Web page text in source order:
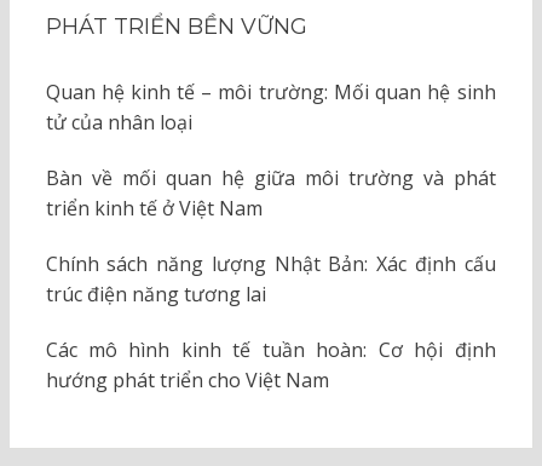
PHÁT TRIỂN BỀN VỮNG
Quan hệ kinh tế – môi trường: Mối quan hệ sinh
tử của nhân loại
Bàn về mối quan hệ giữa môi trường và phát
triển kinh tế ở Việt Nam
Chính sách năng lượng Nhật Bản: Xác định cấu
trúc điện năng tương lai
Các mô hình kinh tế tuần hoàn: Cơ hội định
hướng phát triển cho Việt Nam